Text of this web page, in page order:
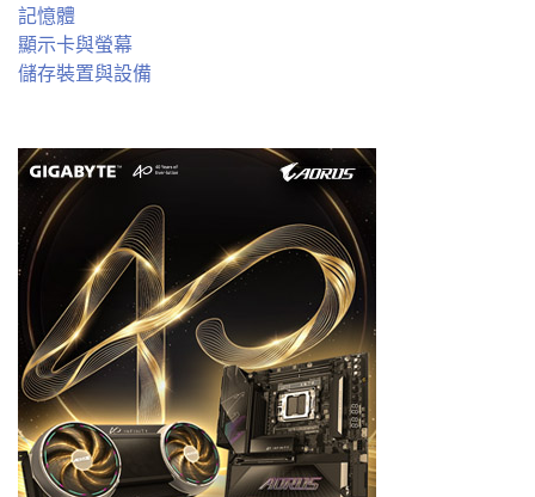
記憶體
顯示卡與螢幕
儲存裝置與設備